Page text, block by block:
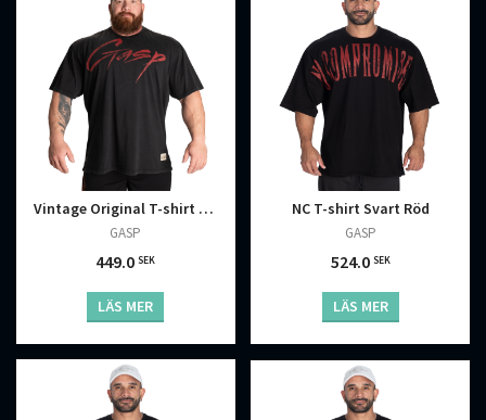
Vintage Original T-shirt Tvättad Svart Röd
GASP
449.0SEK
LÄS MER
NC T-shirt Svart Röd
GASP
524.0 SEK
LÄS MER